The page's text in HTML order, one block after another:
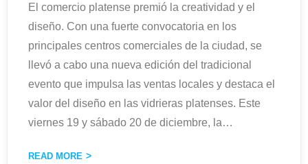
El comercio platense premió la creatividad y el
diseño. Con una fuerte convocatoria en los
principales centros comerciales de la ciudad, se
llevó a cabo una nueva edición del tradicional
evento que impulsa las ventas locales y destaca el
valor del diseño en las vidrieras platenses. Este
viernes 19 y sábado 20 de diciembre, la…
READ MORE